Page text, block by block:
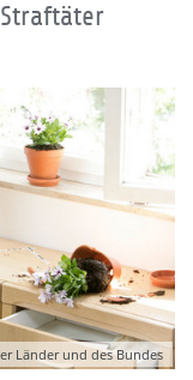
Länder und des Bundes